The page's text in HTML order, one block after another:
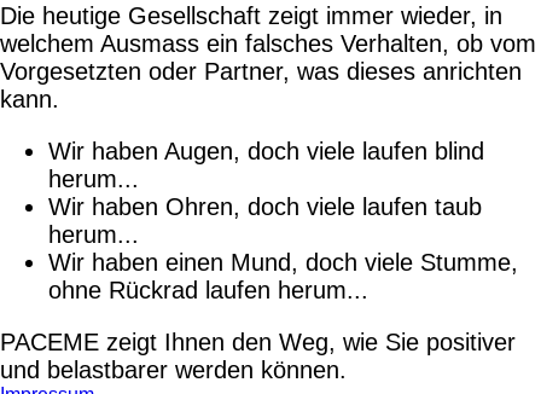
Die heutige Gesellschaft zeigt immer wieder, in
welchem Ausmass ein falsches Verhalten, ob vom
Vorgesetzten oder Partner, was dieses anrichten
kann.
Wir haben Augen, doch viele laufen blind
herum...
Wir haben Ohren, doch viele laufen taub
herum...
Wir haben einen Mund, doch viele Stumme,
ohne Rückrad laufen herum...
PACEME zeigt Ihnen den Weg, wie Sie positiver
und belastbarer werden können.